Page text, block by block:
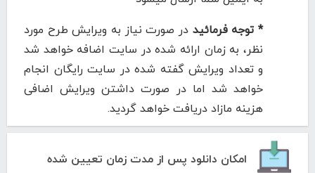
* توجه فرمائید در صورت نیاز به ویرایش طرح مورد
نظر، به زمان ارائه شده در سایت اضافه خواهد شد
و تعداد ویرایش گفته شده در سایت رایگان انجام
خواهد شد اما در صورت داشتن ویرایش اضافی
هزینه مازاد دریافت خواهد گردید.
امکان دانلود پس از مدت زمان تعیین شده